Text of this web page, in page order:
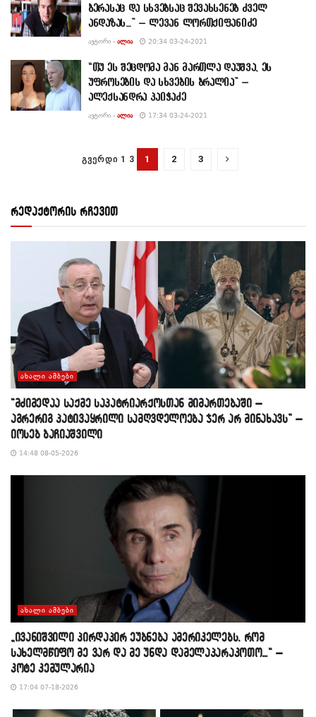
ბერასაც და სხვებსაც შევახსენებ ძველ
ანდაზას…” – ლევან ლორთქიფანიძე
ᲐᲕᲢᲝᲠᲘ - ᲐᲚᲘᲐ 20:34 03-24-2021
“თუ ეს შეცდომა მან მართლა დაუშვა, ეს
უფროსების და სხვების ბრალია” –
ალექსანდრა პაიჭაძე
ᲐᲕᲢᲝᲠᲘ - ᲐᲚᲘᲐ 17:34 03-24-2021
ᲒᲕᲔᲠᲓᲘ 1 3 1 2 3
რედაქტორის რჩევით
ᲐᲮᲐᲚᲘ ᲐᲛᲑᲔᲑᲘ
“მძიმედაა საქმე საპატრიარქოსთან მიმართებაში –
აგრერიგ პატივაყრილი სამღვდელოება ჯერ არ მინახავს” –
იოსებ ბაჩიაშვილი
14:48 08-05-2026
ᲐᲮᲐᲚᲘ ᲐᲛᲑᲔᲑᲘ
„ივანიშვილი პირდაპირ ეუბნება ამერიკელებს, რომ
სახელმწიფო მე ვარ და მე უნდა დამელაპარაკოთო…“ –
კოტე კემულარია
17:04 07-18-2026